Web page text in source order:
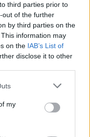
third parties prior to
out of the further
by third parties on the
information may
on the IAB’s List of
disclose it to other
one or more Google
You may click to
third-party tags to
in below Google
my
están
mercado español…